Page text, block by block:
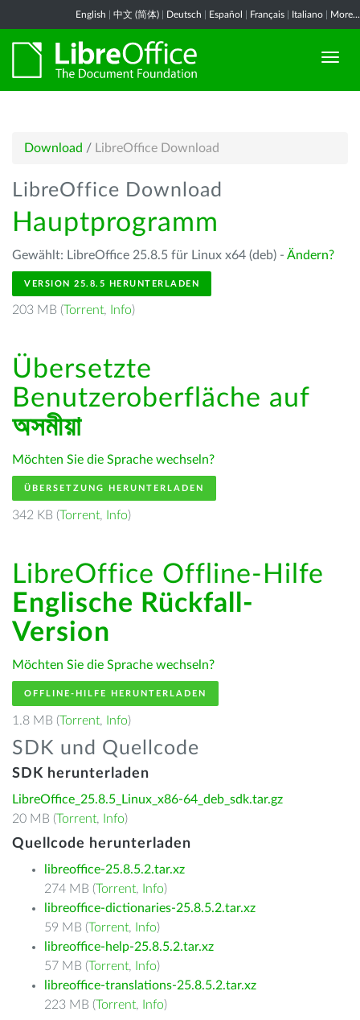
English 中文 (简体) Deutsch Español Français Italiano More...
Download / LibreOffice Download
LibreOffice Download
Hauptprogramm
Gewählt: LibreOffice 25.8.5 für Linux x64 (deb) - Ändern?
VERSION 25.8.5 HERUNTERLADEN
203 MB (Torrent, Info)
Übersetzte
Benutzeroberfläche auf
অসমীয়া
Möchten Sie die Sprache wechseln?
ÜBERSETZUNG HERUNTERLADEN
342 KB (Torrent, Info)
LibreOffice Offline-Hilfe
Englische Rückfall-
Version
Möchten Sie die Sprache wechseln?
OFFLINE-HILFE HERUNTERLADEN
1.8 MB (Torrent, Info)
SDK und Quellcode
SDK herunterladen
LibreOffice_25.8.5_Linux_x86-64_deb_sdk.tar.gz
20 MB (Torrent, Info)
Quellcode herunterladen
libreoffice-25.8.5.2.tar.xz
274 MB (Torrent, Info)
libreoffice-dictionaries-25.8.5.2.tar.xz
59 MB (Torrent, Info)
libreoffice-help-25.8.5.2.tar.xz
57 MB (Torrent, Info)
libreoffice-translations-25.8.5.2.tar.xz
223 MB (Torrent, Info)